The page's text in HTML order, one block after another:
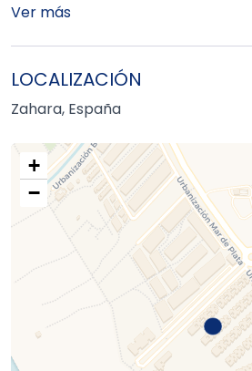
Ver más
LOCALIZACIÓN
Zahara, España
+
−